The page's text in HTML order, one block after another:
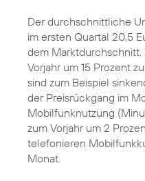
Der durchschnittliche
im ersten Quartal 20,5
dem Marktdurchschnitt.
Vorjahr um 15 Prozent
sind zum Beispiel
der Preisrückgang im
Mobilfunknutzung
zum Vorjahr um 2
telefonieren
Monat.